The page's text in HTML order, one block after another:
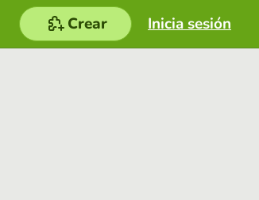
Inicia sesión
Crear